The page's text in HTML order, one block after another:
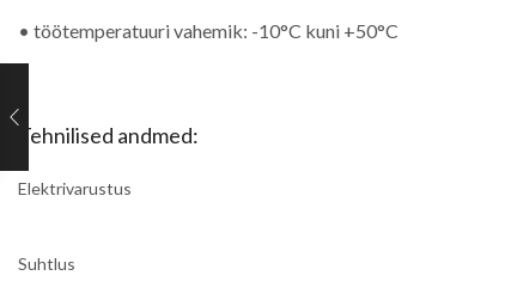
• töötemperatuuri vahemik: -10°C kuni +50°C
Tehnilised andmed:
Elektrivarustus
Suhtlus